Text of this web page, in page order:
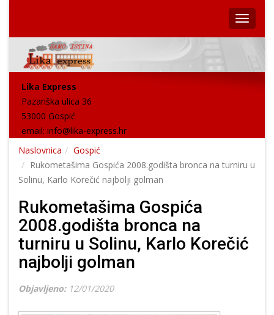
Lika Express
Pazariška ulica 36
53000 Gospić
email: info@lika-express.hr
Naslovnica
Gospić
Rukometašima Gospića 2008.godišta bronca na turniru u
Solinu, Karlo Korečić najbolji golman
Rukometašima Gospića
2008.godišta bronca na
turniru u Solinu, Karlo Korečić
najbolji golman
Objavljeno: 12/01/2020